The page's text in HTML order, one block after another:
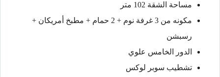
مساحة الشقة 102 متر
مكونه من 3 غرفة نوم + 2 حمام + مطبخ أمريكان +
رسبشن
الدور الخامس علوي
تشطيب سوبر لوكس